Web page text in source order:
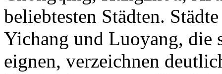
beliebtesten Städten.
Yichang und Luoyang, die
eignen, verzeichnen